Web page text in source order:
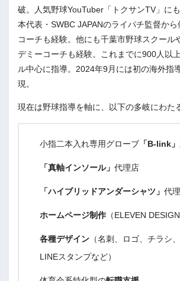
破。人気野球YouTuber「トクサンTV」に
本代表・SWBC JAPANのライパチ監督か
コーチも経験。他にも千葉市野球スクール
デミーコーチも経験。これまでに900人以
ル中心に指導。2024年9月には初の海外指
現。
現在は野球指導を軸に、以下の多岐にわた
小指二本入れ専用グローブ「B-link」
「真軸インソール」 代理店
「ハイブリッドアンダーシャツ」 代
ホームページ制作（ELEVEN DESIGN
各種デザイン（名刺、ロゴ、チラシ、
LINEスタンプなど）